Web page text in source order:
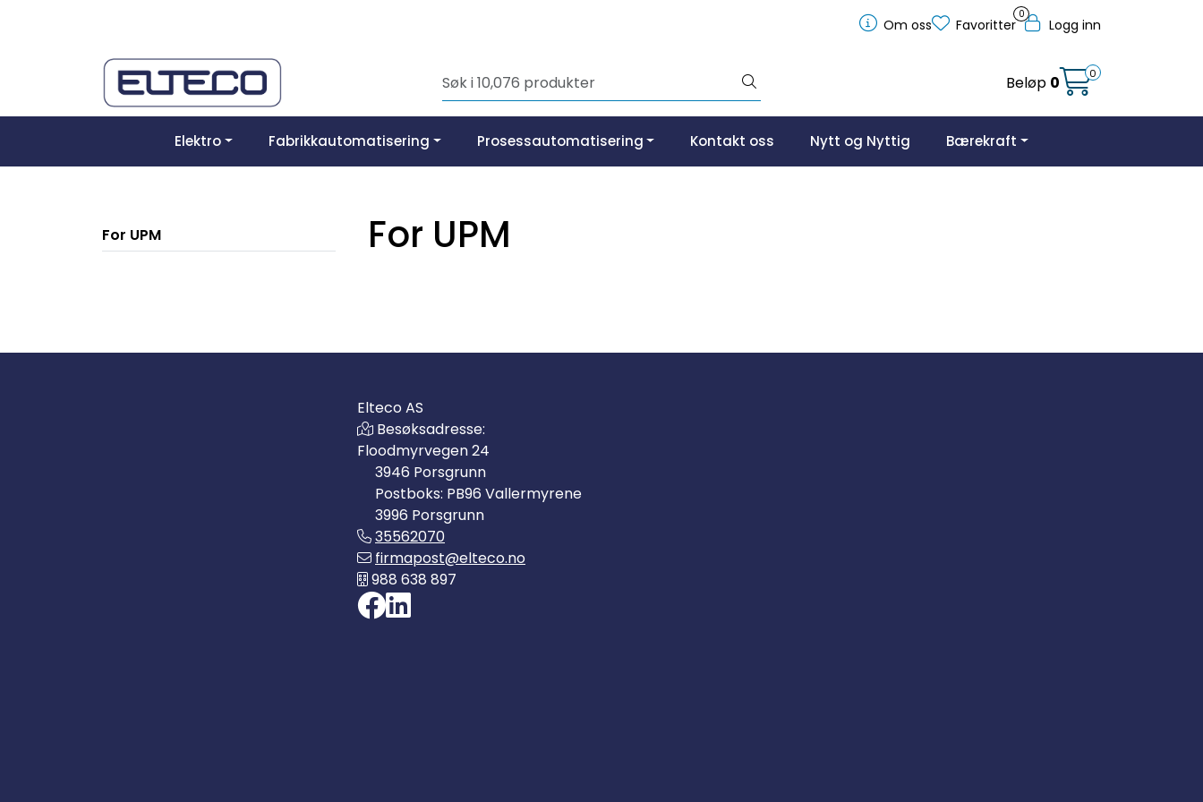
Om oss
0
Favoritter Logg inn
Beløp 0 0
Elektro Fabrikkautomatisering Prosessautomatisering Kontakt oss Nytt og Nyttig Bærekraft
For UPM For UPM
Elteco AS
Besøksadresse:
Floodmyrvegen 24
3946 Porsgrunn
Postboks: PB96 Vallermyrene
3996 Porsgrunn
35562070
firmapost@elteco.no
988 638 897